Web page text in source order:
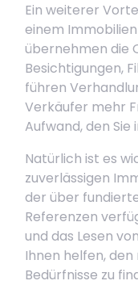
Ein weiterer
einem
übernehmen die
Besichtigungen,
führen
Verkäufer mehr
Aufwand, den Sie
Natürlich ist es
zuverlässigen
der über
Referenzen
und das Lesen
Ihnen helfen,
Bedürfnisse zu